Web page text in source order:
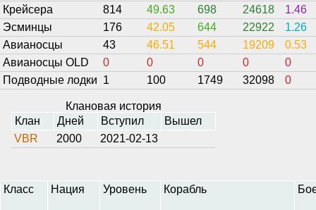
Крейсера
814 49.63 698 24618
1.46
Эсминцы
176 42.05 644 22922
1.26
Авианосцы
43 46.51 544 19209
0.53
Авианосцы OLD
0 0 0 0
0
Подводные лодки 1 100 1749 32098 0
Клановая история
Клан
Дней Вступил
Вышел
VBR
2000 2021-02-13
Класс Нация Уровень Корабль